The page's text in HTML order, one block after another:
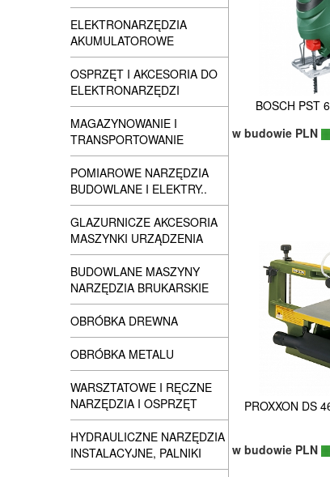
ELEKTRONARZĘDZIA
AKUMULATOROWE
OSPRZĘT I AKCESORIA DO
ELEKTRONARZĘDZI
MAGAZYNOWANIE I
TRANSPORTOWANIE
POMIAROWE NARZĘDZIA
BUDOWLANE I ELEKTRY..
GLAZURNICZE AKCESORIA
MASZYNKI URZĄDZENIA
BUDOWLANE MASZYNY
NARZĘDZIA BRUKARSKIE
OBRÓBKA DREWNA
OBRÓBKA METALU
WARSZTATOWE I RĘCZNE
NARZĘDZIA I OSPRZĘT
HYDRAULICZNE NARZĘDZIA
INSTALACYJNE, PALNIKI
BOSCH PST
w budowie PLN
PROXXON DS
w budowie PLN